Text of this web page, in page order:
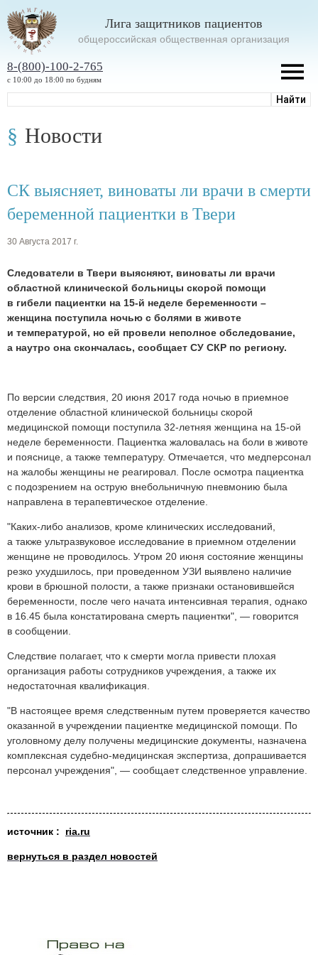
Лига защитников пациентов
oбщероссийская общественная организация
8-(800)-100-2-765
с 10:00 до 18:00 по будням
Новости
СК выясняет, виноваты ли врачи в смерти
беременной пациентки в Твери
30 Августа 2017 г.
Следователи в Твери выясняют, виноваты ли врачи
областной клинической больницы скорой помощи
в гибели пациентки на 15-й неделе беременности –
женщина поступила ночью с болями в животе
и температурой, но ей провели неполное обследование,
а наутро она скончалась, сообщает СУ СКР по региону.
По версии следствия, 20 июня 2017 года ночью в приемное
отделение областной клинической больницы скорой
медицинской помощи поступила 32-летняя женщина на 15-ой
неделе беременности. Пациентка жаловалась на боли в животе
и пояснице, а также температуру. Отмечается, что медперсонал
на жалобы женщины не реагировал. После осмотра пациентка
с подозрением на острую внебольничную пневмонию была
направлена в терапевтическое отделение.
"Каких-либо анализов, кроме клинических исследований,
а также ультразвуковое исследование в приемном отделении
женщине не проводилось. Утром 20 июня состояние женщины
резко ухудшилось, при проведенном УЗИ выявлено наличие
крови в брюшной полости, а также признаки остановившейся
беременности, после чего начата интенсивная терапия, однако
в 16.45 была констатирована смерть пациентки", — говорится
в сообщении.
Следствие полагает, что к смерти могла привести плохая
организация работы сотрудников учреждения, а также их
недостаточная квалификация.
"В настоящее время следственным путем проверяется качество
оказанной в учреждении пациентке медицинской помощи. По
уголовному делу получены медицинские документы, назначена
комплексная судебно-медицинская экспертиза, допрашивается
персонал учреждения", — сообщает следственное управление.
источник : ria.ru
вернуться в раздел новостей